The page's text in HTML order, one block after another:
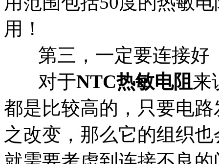
用！
第三，一定要连接好
对于NTC热敏电阻 来
都是比较高的，只要电
之改变，那么它的组织